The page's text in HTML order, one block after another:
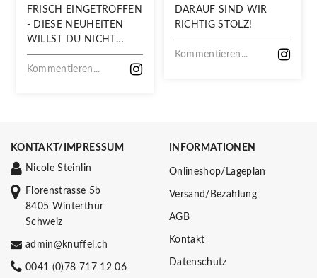
FRISCH EINGETROFFEN
- DIESE NEUHEITEN
WILLST DU NICHT
VERPASSEN!
Kommentieren...
DARAUF SIND WIR
RICHTIG STOLZ!
Kommentieren...
KONTAKT/IMPRESSUM
Nicole Steinlin
Florenstrasse 5b
8405 Winterthur
Schweiz
admin@knuffel.ch
0041 (0)78 717 12 06
INFORMATIONEN
Onlineshop/Lageplan
Versand/Bezahlung
AGB
Kontakt
Datenschutz